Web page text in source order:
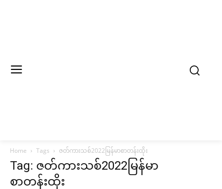
Home Tags ဇတ်ကားသစ်2022မြန်မာစာတန်းထိုး
Tag: ဇတ်ကားသစ်2022မြန်မာ
စာတန်းထိုး